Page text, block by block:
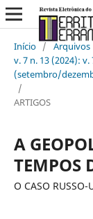
Início / Arquivos
v. 7 n. 13 (2024):
(setembro/
/
ARTIGOS
A
TEMPOS
O CASO RUSSO-